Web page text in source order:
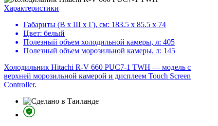
Характеристики
Габариты (В х Ш х Г), см: 183.5 х 85.5 х 74
Цвет: белый
Полезный объем холодильной камеры, л: 405
Полезный объем морозильной камеры, л: 145
Холодильник Hitachi R-V 660 PUC7-1 TWH — модель с
верхней морозильной камерой и дисплеем Touch Screen
Controller.